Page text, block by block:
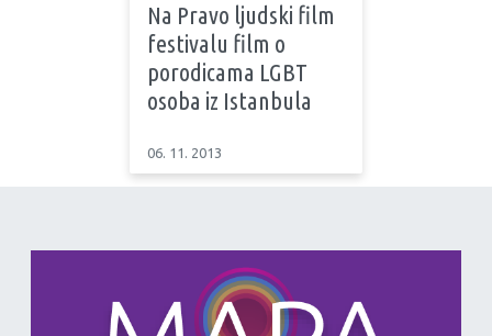
Na Pravo ljudski film
festivalu film o
porodicama LGBT
osoba iz Istanbula
06. 11. 2013